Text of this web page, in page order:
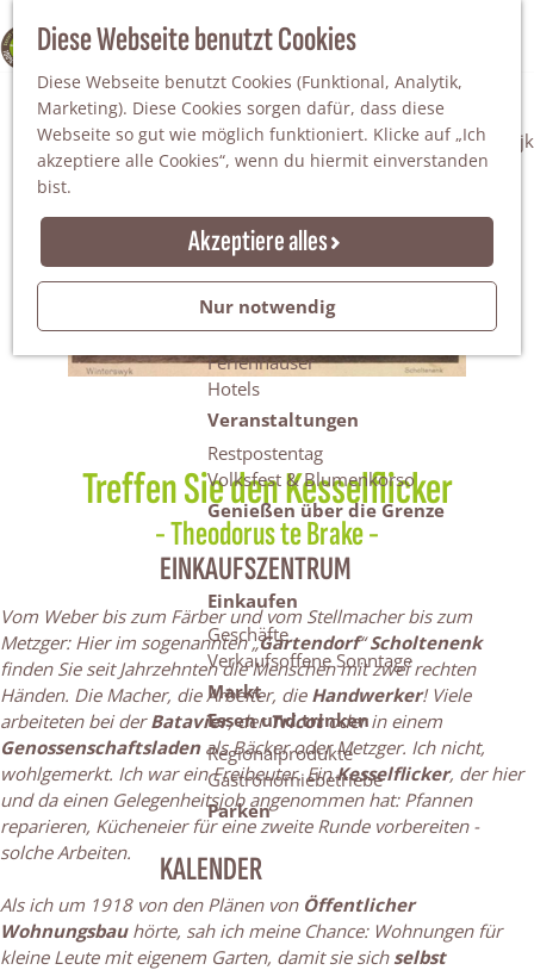
Diese Webseite benutzt Cookies
Diese Webseite benutzt Cookies (Funktional, Analytik,
Marketing). Diese Cookies sorgen dafür, dass diese
Webseite so gut wie möglich funktioniert. Klicke auf „Ich
akzeptiere alle Cookies“, wenn du hiermit einverstanden
bist.
Akzeptiere alles
Nur notwendig
100% WINTERSWIJK
S
u
c
h
e
n
M
e
n
ü
Da staunt man!
Freiheitsbäume
Natur
Naturgebiete
Nationaler Landschaftspark Winterswijk
Der Steingrube
Gärten & Parks
Übernachten
Campingplätze & Ferienparks
Gruppenunterkünfte
Bed & Breakfasts
Ferienhäuser
Hotels
Veranstaltungen
Restpostentag
Volksfest & Blumenkorso
Genießen über die Grenze
EINKAUFSZENTRUM
Einkaufen
Geschäfte
Verkaufsoffene Sonntage
Markt
Essen und trinken
Regionalprodukte
Gastronomiebetriebe
Parken
KALENDER
Treffen Sie den Kesselflicker
- Theodorus te Brake -
Vom Weber bis zum Färber und vom Stellmacher bis zum
Metzger: Hier im sogenannten „Gartendorf“Scholtenenk
finden Sie seit Jahrzehnten die Menschen mit zwei rechten
Händen. Die Macher, die Arbeiter, die Handwerker! Viele
arbeiteten bei derBatavier, derTricotoder in einem
Genossenschaftsladenals Bäcker oder Metzger. Ich nicht,
wohlgemerkt. Ich war ein Freibeuter. EinKesselflicker, der hier
und da einen Gelegenheitsjob angenommen hat: Pfannen
reparieren, Kücheneier für eine zweite Runde vorbereiten -
solche Arbeiten.
Als ich um 1918 von den Plänen von Öffentlicher
Wohnungsbauhörte, sah ich meine Chance: Wohnungen für
kleine Leute mit eigenem Garten, damit sie sich selbst